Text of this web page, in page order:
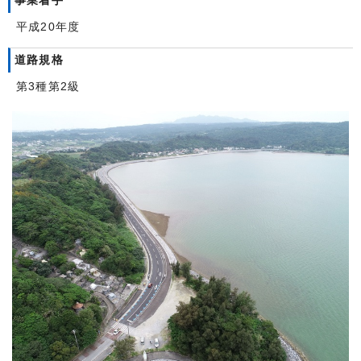
平成20年度
道路規格
第3種第2級